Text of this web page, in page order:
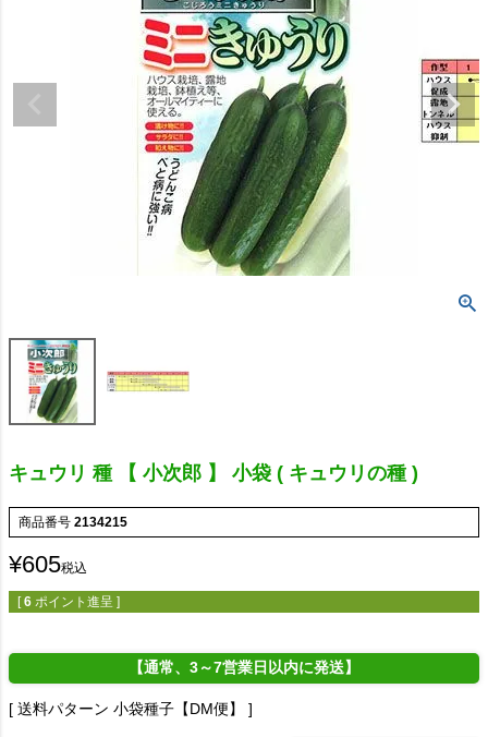
キュウリ 種 【 小次郎 】 小袋 ( キュウリの種 )
商品番号 2134215
¥605税込
[ 6 ポイント進呈 ]
【通常、3～7営業日以内に発送】
送料パターン 小袋種子【DM便】